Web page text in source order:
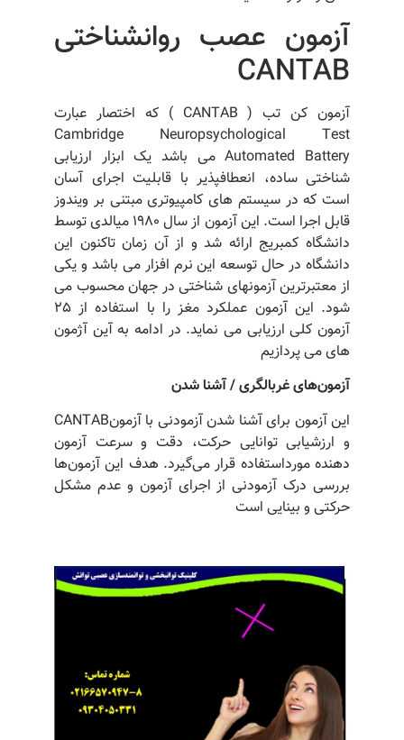
آزمون عصب روانشناختی
CANTAB
آزمون کن تب ( CANTAB ) که اختصار عبارت
Cambridge Neuropsychological Test
Automated Battery می باشد یک ابزار ارزیابی
شناختی ساده، انعطافپذیر با قابلیت اجرای آسان
است که در سیستم های کامپیوتری مبتنی بر ویندوز
قابل اجرا است. این آزمون از سال ۱۹۸۰ میالدی توسط
دانشگاه کمبریج ارائه شد و از آن زمان تاکنون این
دانشگاه در حال توسعه این نرم افزار می باشد و یکی
از معتبرترین آزمونهای شناختی در جهان محسوب می
شود. این آزمون عملکرد مغز را با استفاده از 25
آزمون کلی ارزیابی می نماید. در ادامه به آین آژمون
های می پردازیم
آزمون‌های غربالگری/آشناشدن
این آزمون برای آشنا شدن آزمودنی با آزمونCANTAB
و ارزشیابی توانایی حرکت، دقت و سرعت آزمون
دهنده مورداستفاده قرار می‌گیرد. هدف این آزمون‌ها
بررسی درک آزمودنی از اجرای آزمون و عدم مشکل
حرکتی و بینایی است